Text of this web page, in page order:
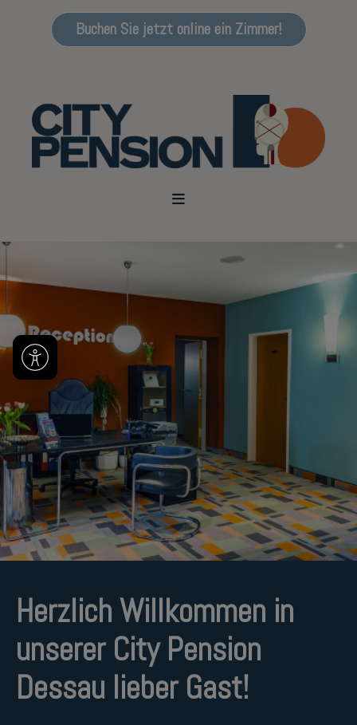
Buchen Sie jetzt online ein Zimmer!
Herzlich Willkommen in
unserer City Pension
Dessau lieber Gast!